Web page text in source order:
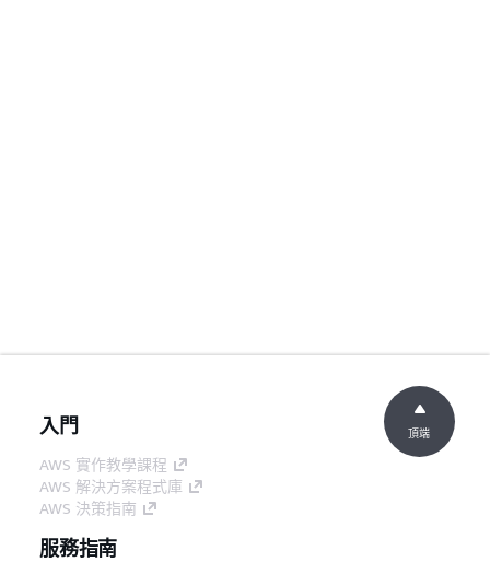
入門
AWS 實作教學課程
AWS 解決方案程式庫
AWS 決策指南
服務指南
頂端